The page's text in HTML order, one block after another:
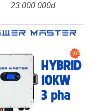
23.000.000đ
10%